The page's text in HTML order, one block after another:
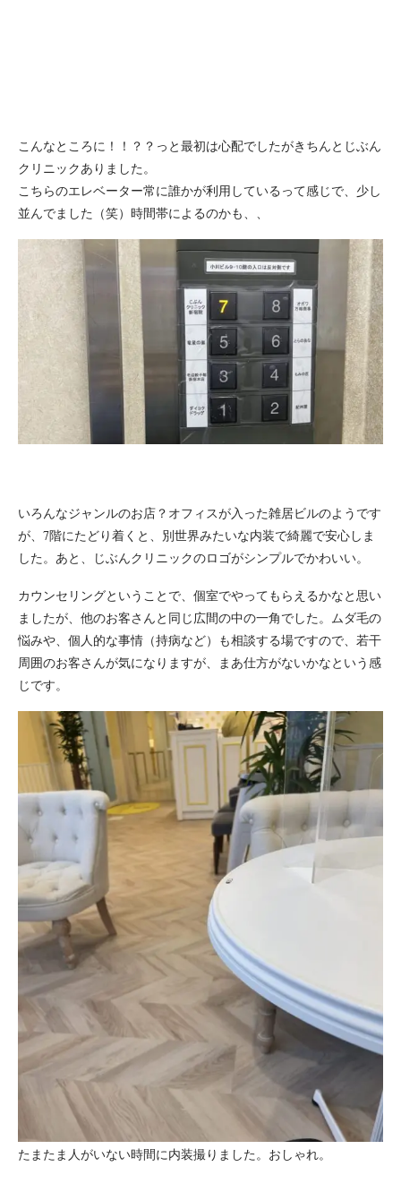
こんなところに！！？？っと最初は心配でしたがきちんとじぶん
クリニックありました。
こちらのエレベーター常に誰かが利用しているって感じで、少し
並んでました（笑）時間帯によるのかも、、
いろんなジャンルのお店？オフィスが入った雑居ビルのようです
が、7階にたどり着くと、別世界みたいな内装で綺麗で安心しま
した。あと、じぶんクリニックのロゴがシンプルでかわいい。
カウンセリングということで、個室でやってもらえるかなと思い
ましたが、他のお客さんと同じ広間の中の一角でした。ムダ毛の
悩みや、個人的な事情（持病など）も相談する場ですので、若干
周囲のお客さんが気になりますが、まあ仕方がないかなという感
じです。
たまたま人がいない時間に内装撮りました。おしゃれ。